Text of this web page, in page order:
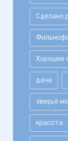
Сделано
Хорошие
дача
зверьё
красота